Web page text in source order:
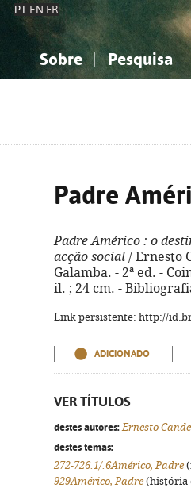
PT EN FR
Sobre Pesquisa
Padre
Padre Américo : o
acção social / Ernesto
Galamba. - 2ª ed. -
il. ; 24 cm. -
Link persistente: http://
ADICIONADO
VER TÍTULOS
destes autores: Ernesto
destes temas:
272-726.1/.6Américo, Padre
929Américo, Padre (história